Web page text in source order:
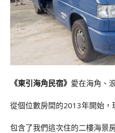
《東引海角民宿》 愛在海角、
從個位數房間的2013年開始，
包含了我們這次住的二樓海景